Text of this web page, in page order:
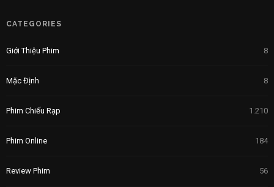
CATEGORIES
Giới Thiệu Phim 8
Mặc Định 8
Phim Chiếu Rạp 1.210
Phim Online 184
Review Phim 56